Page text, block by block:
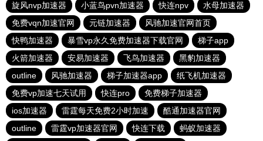
旋风nvp加速器
小蓝鸟pvn加速器 快连npv
水母加速器
免费vqn加速官网
元链加速器
风驰加速官网首页
快鸭加速器
暴雪vp永久免费加速器下载官网
梯子app
火箭加速器
安易加速器 飞鸟加速器
黑豹加速器
outline
风驰加速器 梯子加速器app
纸飞机加速器
免费vp加速七天试用
快连pro
免费梯子加速器
ios加速器
雷霆每天免费2小时加速
酷通加速器官网
outline
雷霆vp加速器官网 快连下载 蚂蚁加速器